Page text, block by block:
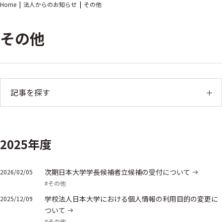
Home 法人からのお知らせ その他
その他
記事を探す
2025年度
2026/02/05 次期日本大学学長候補者立候補の受付について
#その他
2025/12/09
学校法人日本大学における個人情報の利用目的の変更に
ついて